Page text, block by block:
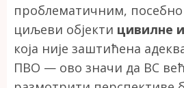
проблематичним,
циљеви објекти цивилне
која није заштићена
ПВО — ово значи да ВС